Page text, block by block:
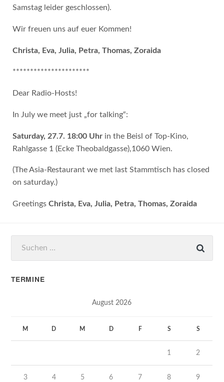
Samstag leider geschlossen).
Wir freuen uns auf euer Kommen!
Christa, Eva, Julia, Petra, Thomas, Zoraida
**********************
Dear Radio-Hosts!
In July we meet just „for talking“:
Saturday, 27.7. 18:00 Uhrin the Beisl of Top-Kino,
Rahlgasse 1 (Ecke Theobaldgasse),1060 Wien.
(The Asia-Restaurant we met last Stammtisch has closed
on saturday.)
Greetings Christa, Eva, Julia, Petra, Thomas, Zoraida
nach:
TERMINE
August 2026
M D M D F S S
1 2
3 4 5 6 7 8 9